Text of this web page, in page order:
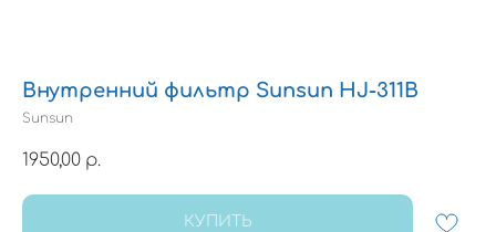
Внутренний фильтр Sunsun HJ-311B
Sunsun
1950,00 р.
КУПИТЬ